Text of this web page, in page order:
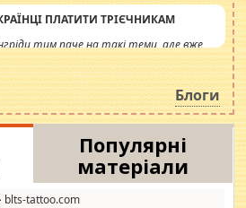
ПЛАТИТИ ТРІЄЧНИКАМ
тим паче на такі теми, але вже
Обурюють сьогоднішні інсенуації
питання. Штучно
одна соціальна катастрофа.
Блоги
Популярні
матеріали
blts-tattoo.com